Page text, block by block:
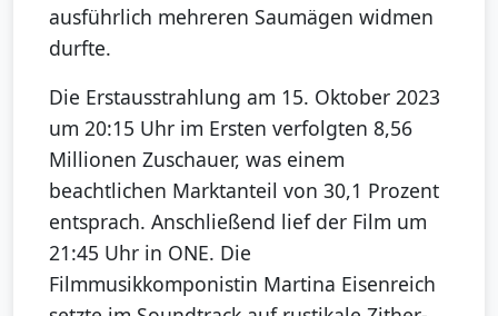
ausführlich mehreren Saumägen widmen
durfte.
Die Erstausstrahlung am 15. Oktober 2023
um 20:15 Uhr im Ersten verfolgten 8,56
Millionen Zuschauer, was einem
beachtlichen Marktanteil von 30,1 Prozent
entsprach. Anschließend lief der Film um
21:45 Uhr in ONE. Die
Filmmusikkomponistin Martina Eisenreich